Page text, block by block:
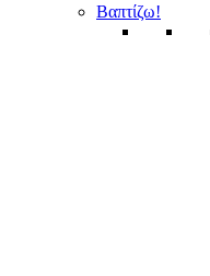
Βαπτίζω!